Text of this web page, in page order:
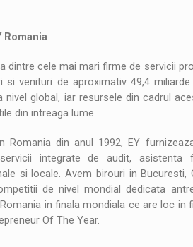
Romania
dintre cele mai mari firme de servicii
si venituri de aproximativ 49,4
nivel global, iar resursele din cadrul
din intreaga lume.
Romania din anul 1992, EY
integrate de audit,
si locale. Avem birouri in Bucuresti,
de nivel mondial dedicata
in finala mondiala ce are loc in
Of The Year.